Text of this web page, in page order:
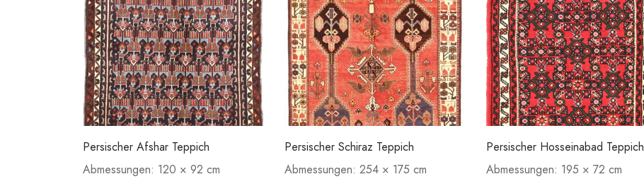
Persischer Afshar Teppich
Abmessungen: 120 × 92 cm
Persischer Schiraz Teppich
Abmessungen: 254 × 175 cm
Persischer Hosseinabad Teppich
Abmessungen: 195 × 72 cm